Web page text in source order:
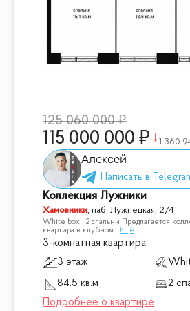
125 060 000
115 000 000 1 360
Алексей
Коллекция Лужники
Хамовники,наб. Лужнецкая, 2/4
White box | 2 спальни Предлагается
квартира в клубном... Ещё
3-комнатная квартира
3 этаж
84.5 кв.м
2